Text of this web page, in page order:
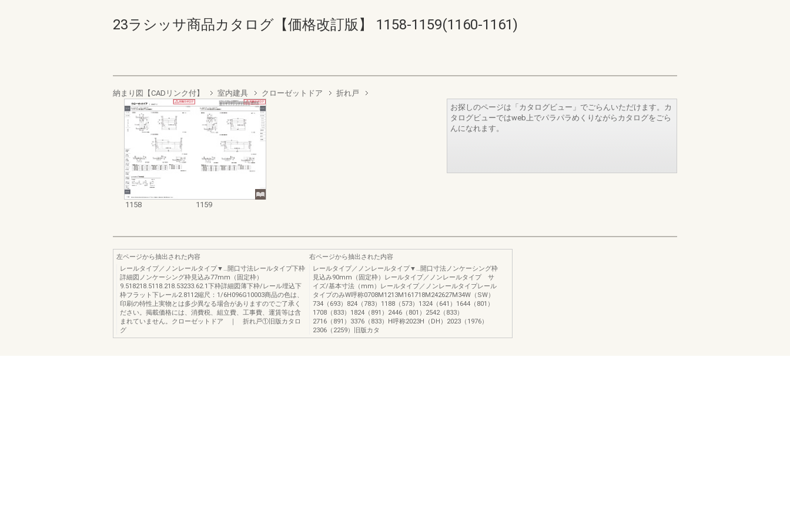
23ラシッサ商品カタログ【価格改訂版】 1158-1159(1160-1161)
納まり図【CADリンク付】 室内建具 クローゼットドア 折れ戸
1158 1159
お探しのページは「カタログビュー」でごらんいただけます。カ
タログビューではweb上でパラパラめくりながらカタログをごら
んになれます。
左ページから抽出された内容
レールタイプ／ノンレールタイプ▼…開口寸法レールタイプ下枠
詳細図ノンケーシング枠見込み77mm（固定枠）
9.518218.5118.218.53233.62.1下枠詳細図薄下枠/レール埋込下
枠フラット下レール2.8112縮尺：1/6H096G10003商品の色は、
印刷の特性上実物とは多少異なる場合がありますのでご了承く
ださい。掲載価格には、消費税、組立費、工事費、運賃等は含
まれていません。クローゼットドア ｜ 折れ戸①旧版カタロ
グ
右ページから抽出された内容
レールタイプ／ノンレールタイプ▼…開口寸法ノンケーシング枠
見込み90mm（固定枠）レールタイプ／ノンレールタイプ サ
イズ/基本寸法（mm）レールタイプ／ノンレールタイプレール
タイプのみW呼称0708M1213M161718M242627M34W（SW）
734（693）824（783）1188（573）1324（641）1644（801）
1708（833）1824（891）2446（801）2542（833）
2716（891）3376（833）H呼称2023H（DH）2023（1976）
2306（2259）旧版カタ